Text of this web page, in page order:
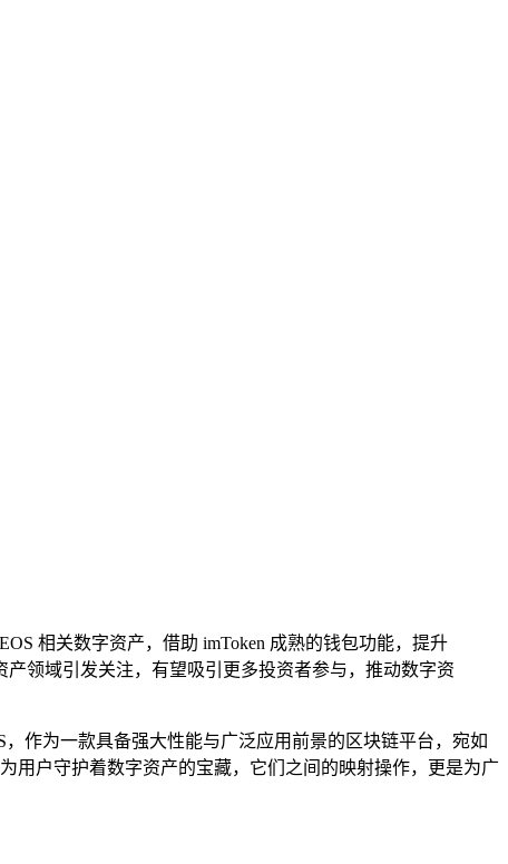
相关数字资产，借助 imToken 成熟的钱包功能，提升
领域引发关注，有望吸引更多投资者参与，推动数字资
作为一款具备强大性能与广泛应用前景的区块链平台，宛如
用户守护着数字资产的宝藏，它们之间的映射操作，更是为广